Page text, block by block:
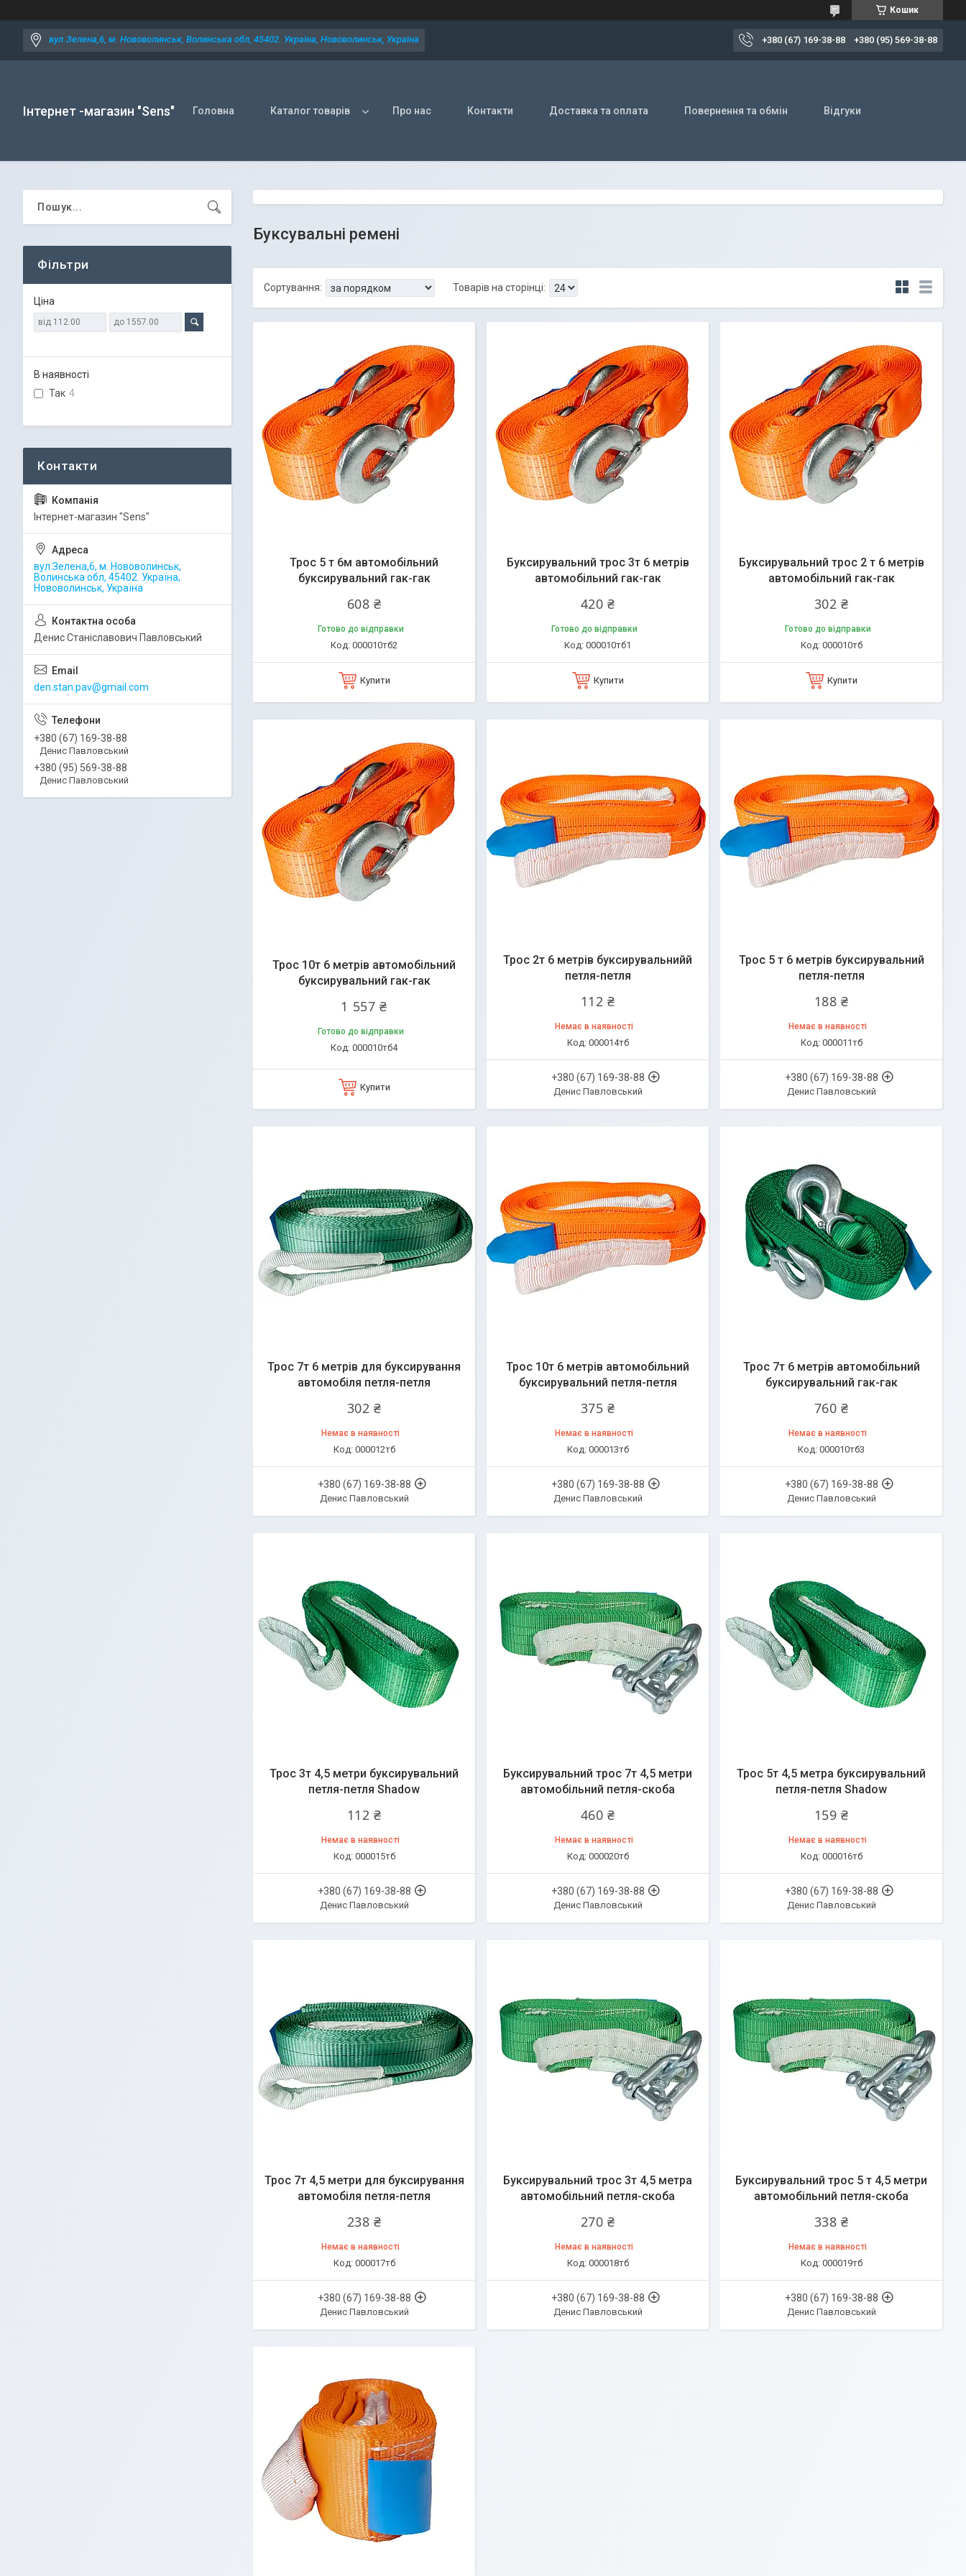
Кошик
вул.Зелена,6, м. Нововолинськ, Волинська обл, 45402. Україна, Нововолинськ, Україна +380 (67) 169-38-88 +380 (95) 569-38-88
Інтернет -магазин "Sens" Головна Каталог товарів Про нас Контакти Доставка та оплата Повернення та обмін Відгуки
Буксувальні ремені
Трос 5 т 6м автомобільний
буксирувальний гак-гак
608 ₴
Готово до відправки
000010тб2
Купити
Буксирувальний трос 3т 6 метрів
автомобільний гак-гак
420 ₴
Готово до відправки
000010тб1
Купити
Буксирувальний трос 2 т 6 метрів
автомобільний гак-гак
302 ₴
Готово до відправки
000010тб
Купити
Трос 10т 6 метрів автомобільний
буксирувальний гак-гак
1 557 ₴
Готово до відправки
000010тб4
Купити
Трос 2т 6 метрів буксирувальнийй
петля-петля
112 ₴
Немає в наявності
000014тб
+380 (67) 169-38-88
Денис Павловський
Трос 5 т 6 метрів буксирувальний
петля-петля
188 ₴
Немає в наявності
000011тб
+380 (67) 169-38-88
Денис Павловський
Трос 7т 6 метрів для буксирування
автомобіля петля-петля
302 ₴
Немає в наявності
000012тб
+380 (67) 169-38-88
Денис Павловський
Трос 10т 6 метрів автомобільний
буксирувальний петля-петля
375 ₴
Немає в наявності
000013тб
+380 (67) 169-38-88
Денис Павловський
Трос 7т 6 метрів автомобільний
буксирувальний гак-гак
760 ₴
Немає в наявності
000010тб3
+380 (67) 169-38-88
Денис Павловський
Трос 3т 4,5 метри буксирувальний
петля-петля Shadow
112 ₴
Немає в наявності
000015тб
+380 (67) 169-38-88
Денис Павловський
Буксирувальний трос 7т 4,5 метри
автомобільний петля-скоба
460 ₴
Немає в наявності
000020тб
+380 (67) 169-38-88
Денис Павловський
Трос 5т 4,5 метра буксирувальний
петля-петля Shadow
159 ₴
Немає в наявності
000016тб
+380 (67) 169-38-88
Денис Павловський
Трос 7т 4,5 метри для буксирування
автомобіля петля-петля
238 ₴
Немає в наявності
000017тб
+380 (67) 169-38-88
Денис Павловський
Буксирувальний трос 3т 4,5 метра
автомобільний петля-скоба
270 ₴
Немає в наявності
000018тб
+380 (67) 169-38-88
Денис Павловський
Буксирувальний трос 5 т 4,5 метри
автомобільний петля-скоба
338 ₴
Немає в наявності
000019тб
+380 (67) 169-38-88
Денис Павловський
Фільтри
Ціна
В наявності
Так 4
Iнтернет-магазин "Sens"
вул.Зелена,6, м. Нововолинськ,
Волинська обл, 45402. Україна,
Нововолинськ, Україна
Денис Станіславович Павловський
den.stan.pav@gmail.com
+380 (67) 169-38-88
Денис Павловський
+380 (95) 569-38-88
Денис Павловський